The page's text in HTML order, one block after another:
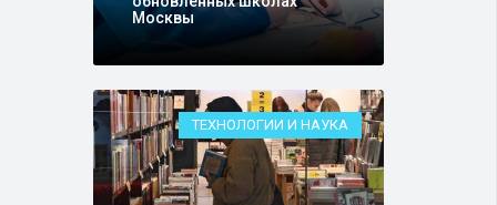
Москвы
ТЕХНОЛОГИИ И НАУКА